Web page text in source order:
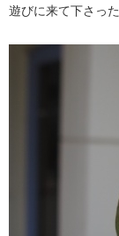
遊びに来て下さった